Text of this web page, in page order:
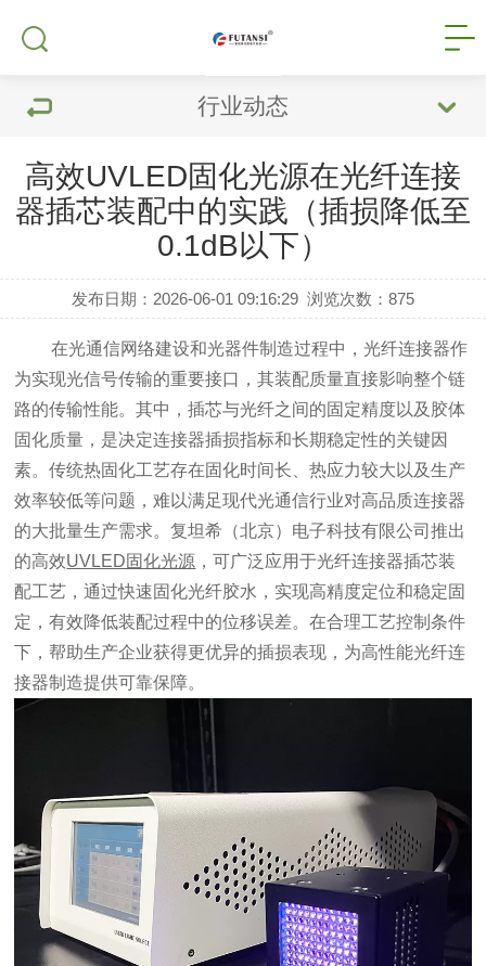
行业动态
高效UVLED固化光源在光纤连接
器插芯装配中的实践（插损降低至
0.1dB以下）
发布日期：2026-06-01 09:16:29 浏览次数：875
在光通信网络建设和光器件制造过程中，光纤连接器作
为实现光信号传输的重要接口，其装配质量直接影响整个链
路的传输性能。其中，插芯与光纤之间的固定精度以及胶体
固化质量，是决定连接器插损指标和长期稳定性的关键因
素。传统热固化工艺存在固化时间长、热应力较大以及生产
效率较低等问题，难以满足现代光通信行业对高品质连接器
的大批量生产需求。复坦希（北京）电子科技有限公司推出
的高效UVLED固化光源 ，可广泛应用于光纤连接器插芯装
配工艺，通过快速固化光纤胶水，实现高精度定位和稳定固
定，有效降低装配过程中的位移误差。在合理工艺控制条件
下，帮助生产企业获得更优异的插损表现，为高性能光纤连
接器制造提供可靠保障。